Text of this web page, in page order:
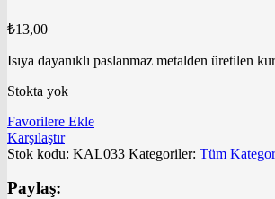
₺13,00
Isıya dayanıklı paslanmaz metalden üretilen
Stokta yok
Favorilere Ekle
Karşılaştır
Stok kodu: KAL033 Kategoriler: Tüm
Paylaş: